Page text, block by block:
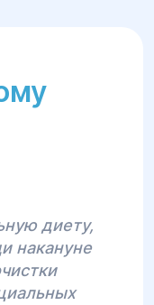
диету,
накануне